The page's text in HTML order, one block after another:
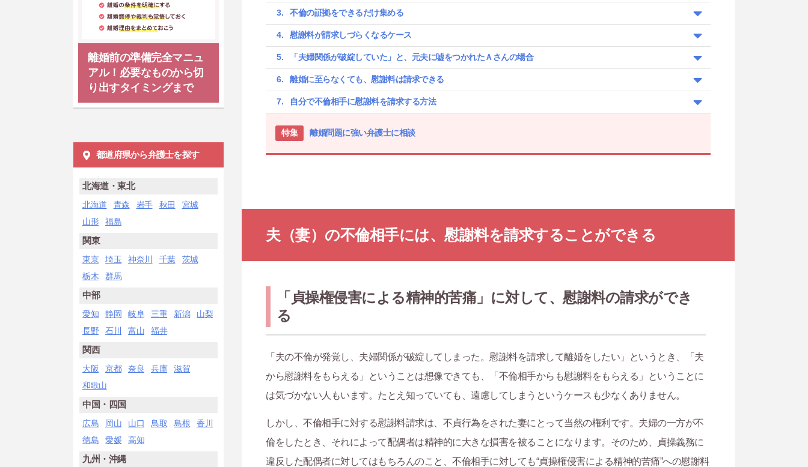
不倫の証拠をできるだけ集める
慰謝料が請求しづらくなるケース
「夫婦関係が破綻していた」と、元夫に嘘をつかれたＡさんの場合
離婚に至らなくても、慰謝料は請求できる
自分で不倫相手に慰謝料を請求する方法
特集 離婚問題に強い弁護士に相談
夫（妻）の不倫相手には、慰謝料を請求することができる
「貞操権侵害による精神的苦痛」に対して、慰謝料の請求ができ
る
「夫の不倫が発覚し、夫婦関係が破綻してしまった。慰謝料を請求して離婚をしたい」というとき、「夫
から慰謝料をもらえる」ということは想像できても、「不倫相手からも慰謝料をもらえる」ということに
は気づかない人もいます。たとえ知っていても、遠慮してしまうというケースも少なくありません。
しかし、不倫相手に対する慰謝料請求は、不貞行為をされた妻にとって当然の権利です。夫婦の一方が不
倫をしたとき、それによって配偶者は精神的に大きな損害を被ることになります。そのため、貞操義務に
違反した配偶者に対してはもちろんのこと、不倫相手に対しても“貞操権侵害による精神的苦痛”への慰謝料
離婚前の準備完全マニュ
アル！必要なものから切
り出すタイミングまで
都道府県から弁護士を探す
北海道・東北
北海道 青森 岩手 秋田
宮城
山形
福島
関東
東京 埼玉 神奈川 千葉
茨城
栃木
群馬
中部
愛知 静岡 岐阜 三重 新潟
山梨
長野
石川 富山 福井
関西
大阪 京都 奈良 兵庫
滋賀
和歌山
中国・四国
広島 岡山 山口 鳥取 島根
香川
徳島
愛媛 高知
九州・沖縄